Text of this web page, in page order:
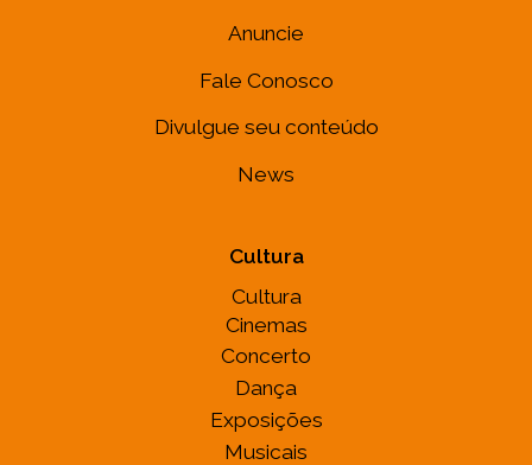
Anuncie
Fale Conosco
Divulgue seu conteúdo
News
Cultura
Cultura
Cinemas
Concerto
Dança
Exposições
Musicais